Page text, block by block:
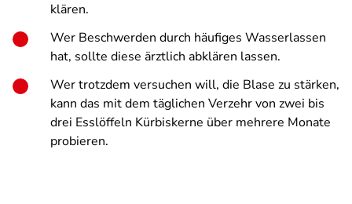
klären.
Wer Beschwerden durch häufiges Wasser­lassen
hat, sollte diese ärztlich abklären lassen.
Wer trotzdem versuchen will, die Blase zu stärken,
kann das mit dem täglichen Verzehr von zwei bis
drei Esslöffeln Kürbiskerne über mehrere Monate
probieren.